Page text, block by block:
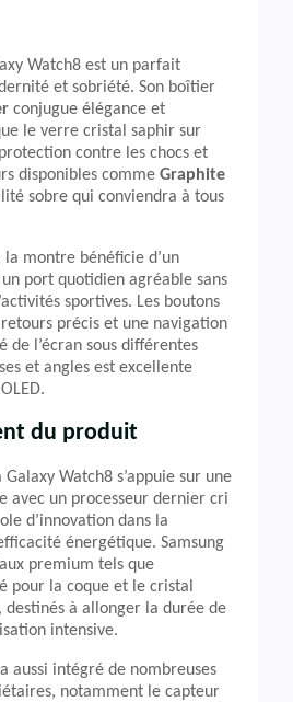
Watch8 est un parfait
et sobriété. Son boîtier
conjugue élégance et
le verre cristal saphir sur
protection contre les chocs et
disponibles comme Graphite
sobre qui conviendra à tous
montre bénéficie d’un
port quotidien agréable sans
sportives. Les boutons
précis et une navigation
de l’écran sous différentes
et angles est excellente
du produit
Watch8 s’appuie sur une
avec un processeur dernier cri
d’innovation dans la
énergétique. Samsung
premium tels que
pour la coque et le cristal
destinés à allonger la durée de
intensive.
aussi intégré de nombreuses
notamment le capteur